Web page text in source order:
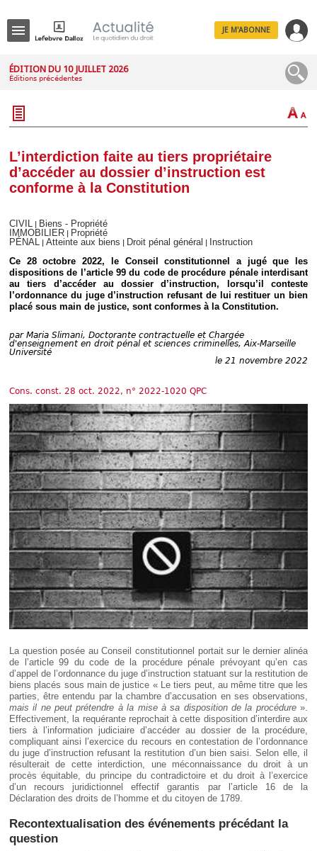
IT
JE M'ABONNE
ÉDITION DU 10 JUILLET 2026
Éditions précédentes
L’interdiction faite au tiers propriétaire
d’accéder au dossier d’instruction est
conforme à la Constitution
CIVIL
Biens - Propriété
IMMOBILIER
Propriété
PÉNAL
Atteinte aux biens Droit pénal général
Instruction
Ce 28 octobre 2022, le Conseil constitutionnel a jugé que les
dispositions de l’article 99 du code de procédure pénale interdisant
au tiers d’accéder au dossier d’instruction, lorsqu’il conteste
l’ordonnance du juge d’instruction refusant de lui restituer un bien
placé sous main de justice, sont conformes à la Constitution.
par Maria Slimani, Doctorante contractuelle et Chargée
d'enseignement en droit pénal et sciences criminelles, Aix-Marseille
Université
le 21 novembre 2022
Cons. const. 28 oct. 2022, n° 2022-1020 QPC
La question posée au Conseil constitutionnel portait sur le dernier alinéa
de l’article 99 du code de la procédure pénale prévoyant qu’en cas
d’appel de l’ordonnance du juge d’instruction statuant sur la restitution de
biens placés sous main de justice « Le tiers peut, au même titre que les
parties, être entendu par la chambre d’accusation en ses observations,
mais il ne peut prétendre à la mise à sa disposition de la procédure».
Effectivement, la requérante reprochait à cette disposition d’interdire aux
tiers à l’information judiciaire d’accéder au dossier de la procédure,
compliquant ainsi l’exercice du recours en contestation de l’ordonnance
du juge d’instruction refusant la restitution d’un bien saisi. Selon elle, il
résulterait de cette interdiction, une méconnaissance du droit à un
procès équitable, du principe du contradictoire et du droit à l’exercice
d’un recours juridictionnel effectif garantis par l’article 16 de la
Déclaration des droits de l’homme et du citoyen de 1789.
Recontextualisation des événements précédant la
question